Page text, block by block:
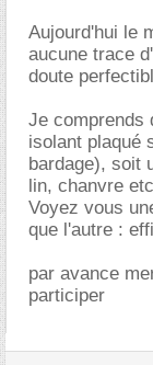
Aujourd'hui le
aucune trace
doute
Je comprends
isolant plaqué
bardage), soit
lin, chanvre
Voyez vous
que l'autre :
par avance
participer